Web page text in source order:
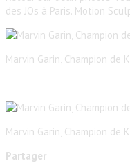
des JOs à Paris. Motion
Marvin Garin, Champion de
Marvin Garin, Champion de
Partager